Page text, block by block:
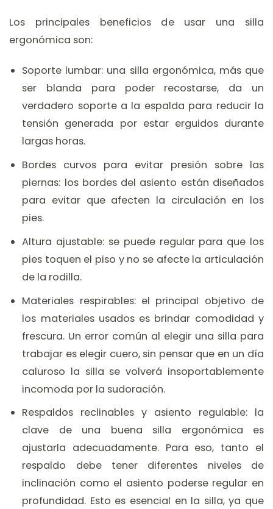
Los principales beneficios de usar una silla
ergonómica son:
Soporte lumbar: una silla ergonómica, más que
ser blanda para poder recostarse, da un
verdadero soporte a la espalda para reducir la
tensión generada por estar erguidos durante
largas horas.
Bordes curvos para evitar presión sobre las
piernas: los bordes del asiento están diseñados
para evitar que afecten la circulación en los
pies.
Altura ajustable: se puede regular para que los
pies toquen el piso y no se afecte la articulación
de la rodilla.
Materiales respirables: el principal objetivo de
los materiales usados es brindar comodidad y
frescura. Un error común al elegir una silla para
trabajar es elegir cuero, sin pensar que en un día
caluroso la silla se volverá insoportablemente
incomoda por la sudoración.
Respaldos reclinables y asiento regulable: la
clave de una buena silla ergonómica es
ajustarla adecuadamente. Para eso, tanto el
respaldo debe tener diferentes niveles de
inclinación como el asiento poderse regular en
profundidad. Esto es esencial en la silla, ya que